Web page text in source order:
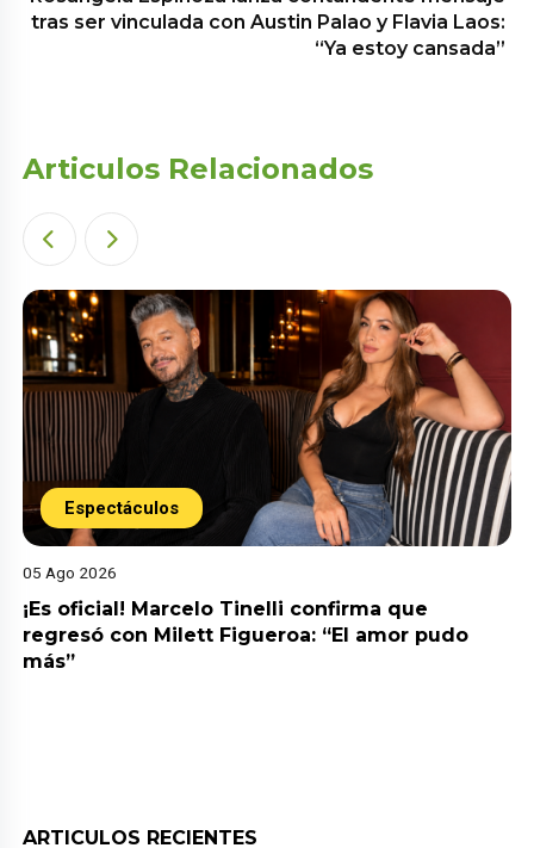
tras ser vinculada con Austin Palao y Flavia Laos:
“Ya estoy cansada”
Articulos Relacionados
Espectáculos
05 Ago 2026
¡Es oficial! Marcelo Tinelli confirma que
regresó con Milett Figueroa: “El amor pudo
más”
ARTICULOS RECIENTES